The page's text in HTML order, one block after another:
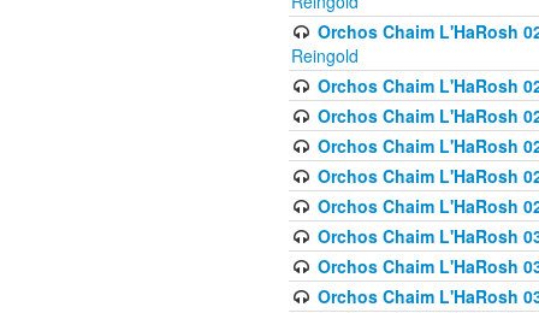
Orchos Chaim L'HaRosh
Reingold
Orchos Chaim L'HaRosh
Orchos Chaim L'HaRosh
Orchos Chaim L'HaRosh
Orchos Chaim L'HaRosh
Orchos Chaim L'HaRosh
Orchos Chaim L'HaRosh
Orchos Chaim L'HaRosh
Orchos Chaim L'HaRosh